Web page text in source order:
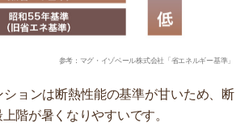
参考：マグ・イゾベール株式会社「省エネルギー基準」
ョンは断熱性能の基準が甘いため、断
階が暑くなりやすいです。